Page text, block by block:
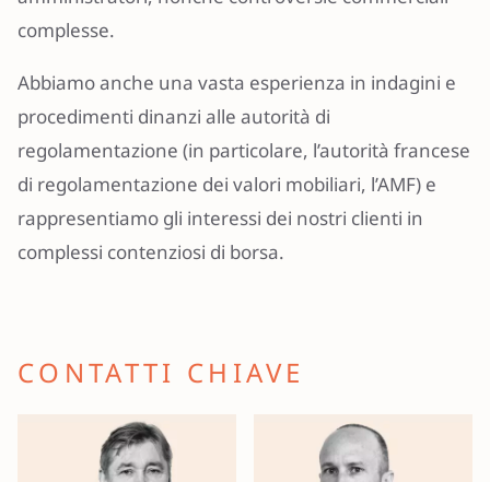
complesse.
Abbiamo anche una vasta esperienza in indagini e
procedimenti dinanzi alle autorità di
regolamentazione (in particolare, l’autorità francese
di regolamentazione dei valori mobiliari, l’AMF) e
rappresentiamo gli interessi dei nostri clienti in
complessi contenziosi di borsa.
CONTATTI CHIAVE